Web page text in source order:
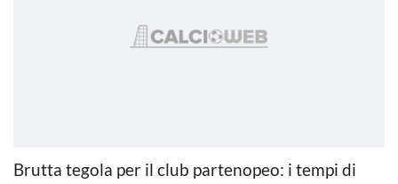
Brutta tegola per il club partenopeo: i tempi di